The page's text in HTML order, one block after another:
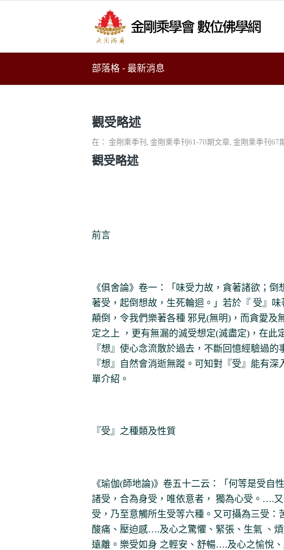
部落格 - 最新消息
觀受略述
在： 金剛乘季刊 , 金剛乘季刊61-70期文章, 金剛乘季刊67
觀受略述
前言
《俱舍論》卷一：「味受力故，貪著諸欲；
著受，起倒想故，生死輪迴。」若於『 受』
顛倒，令我們樂著各種 邪見(無明)，而貪愛及
定之上 ，更有無漏的滅受想定(滅盡定)，在
『想』使心念流散於過去，不斷回憶經驗過
『想』自然會消逝無蹤。可知對『受』能有
單介紹。
『受』之種類及性質
《瑜伽(師地論)》卷五十二云：「何等是受
諸受，合為身受，唯依意者， 獨為心受。….
受，乃至意觸所生受等六種。又可攝為三受：
酸痛、壓迫感….及心之驚懼、緊張、生氣 、
遠離。樂受如身 之輕安、舒暢….及心之愉悅